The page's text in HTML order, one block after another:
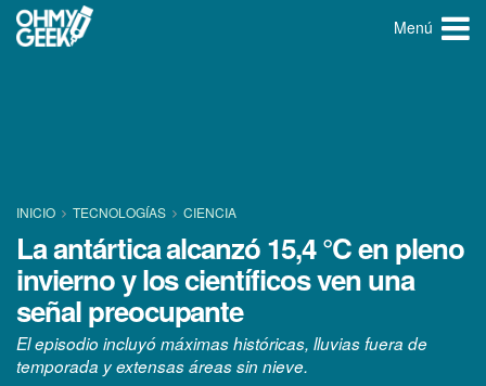
Menú
INICIO TECNOLOGÍ­AS CIENCIA
La antártica alcanzó 15,4 °C en pleno
invierno y los científicos ven una
señal preocupante
El episodio incluyó máximas históricas, lluvias fuera de
temporada y extensas áreas sin nieve.